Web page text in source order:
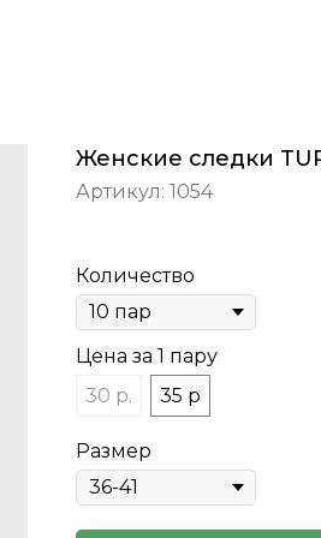
Женские следки
Артикул: 1054
Количество
Цена за 1 пару
30 р.
35 р
Размер